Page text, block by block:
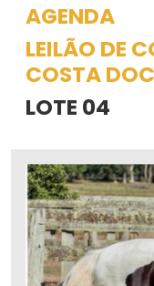
AGENDA
LEILÃO DE
COSTA
LOTE 04